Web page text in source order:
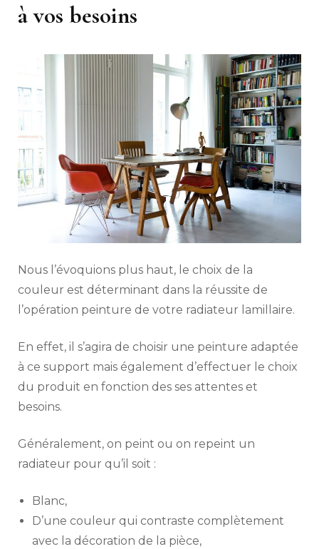
à vos besoins
Nous l’évoquions plus haut, le choix de la
couleur est déterminant dans la réussite de
l’opération peinture de votre radiateur lamillaire.
En effet, il s’agira de choisir une peinture adaptée
à ce support mais également d’effectuer le choix
du produit en fonction des ses attentes et
besoins.
Généralement, on peint ou on repeint un
radiateur pour qu’il soit :
Blanc,
D’une couleur qui contraste complètement
avec la décoration de la pièce,